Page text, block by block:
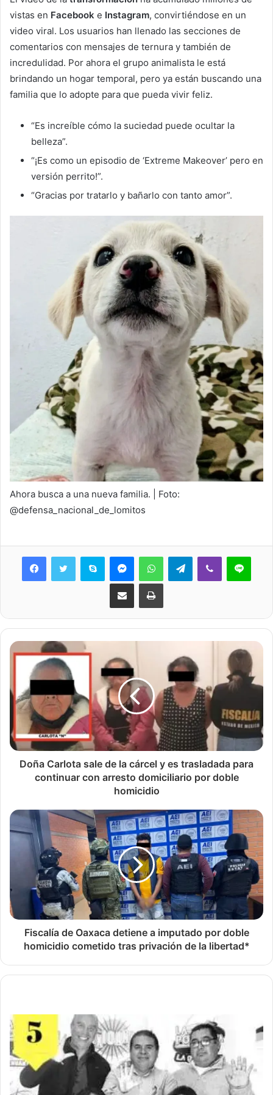
vistas en Facebook e Instagram, convirtiéndose en un
video viral. Los usuarios han llenado las secciones de
comentarios con mensajes de ternura y también de
incredulidad. Por ahora el grupo animalista le está
brindando un hogar temporal, pero ya están buscando una
familia que lo adopte para que pueda vivir feliz.
“Es increíble cómo la suciedad puede ocultar la
belleza”.
“¡Es como un episodio de ‘Extreme Makeover’ pero en
versión perrito!”.
“Gracias por tratarlo y bañarlo con tanto amor”.
Ahora busca a una nueva familia. | Foto:
@defensa_nacional_de_lomitos
Skype MessengerWhatsAppTelegramViber Line
Share via Email Print
Doña Carlota sale de la cárcel y es trasladada para
continuar con arresto domiciliario por doble
homicidio
Fiscalía de Oaxaca detiene a imputado por doble
homicidio cometido tras privación de la libertad*